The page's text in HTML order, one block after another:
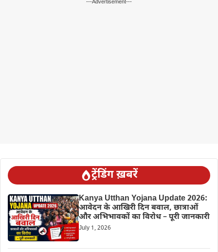
---Advertisement---
ट्रेंडिंग ख़बरें
Kanya Utthan Yojana Update 2026:
आवेदन के आखिरी दिन बवाल, छात्राओं
और अभिभावकों का विरोध – पूरी जानकारी
July 1, 2026